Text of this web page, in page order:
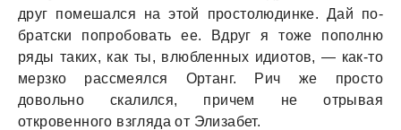
друг помешался на этой простолюдинке. Дай по-
братски попробовать ее. Вдруг я тоже пополню
ряды таких, как ты, влюбленных идиотов, — как-то
мерзко рассмеялся Ортанг. Рич же просто
довольно скалился, причем не отрывая
откровенного взгляда от Элизабет.